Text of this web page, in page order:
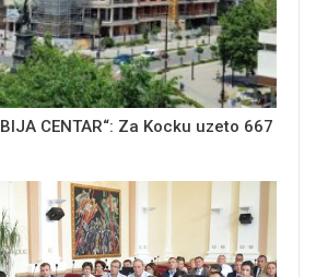
CENTAR“: Za Kocku uzeto 667